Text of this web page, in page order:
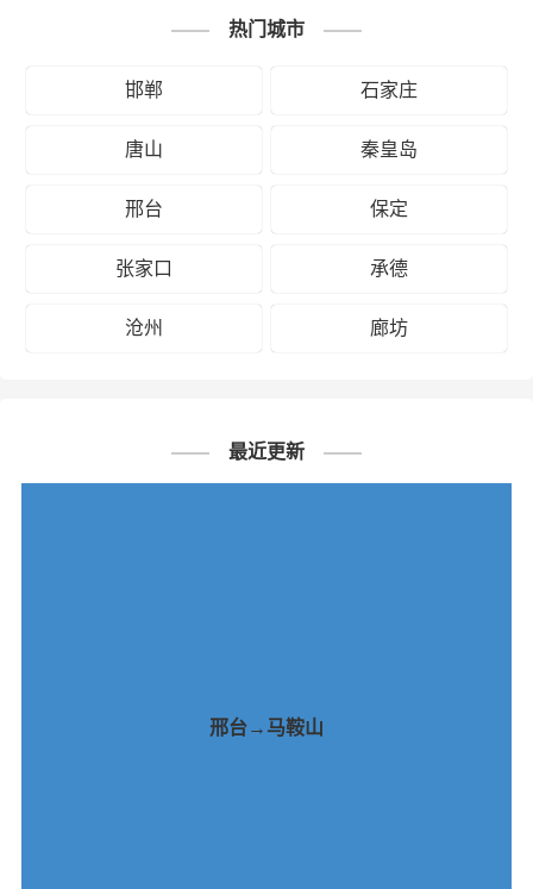
热门城市
邯郸 石家庄
唐山 秦皇岛
邢台 保定
张家口 承德
沧州 廊坊
最近更新
邢台→马鞍山